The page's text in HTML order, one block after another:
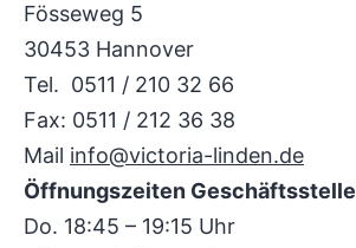
Fösseweg 5
30453 Hannover
Tel. 0511 / 210 32 66
Fax: 0511 / 212 36 38
Mail info@victoria-linden.de
Öffnungszeiten Geschäftsstelle
Do. 18:45 – 19:15 Uhr